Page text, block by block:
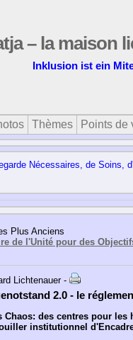
– la maison
Inklusion ist ein
Thèmes Points de
Nécessaires, de
Plus Anciens
de l'Unité pour des
Lichtenauer -
2.0 - le
Chaos: des centres pour
institutionnel